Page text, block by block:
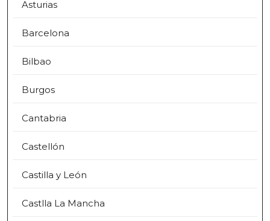
Asturias
Barcelona
Bilbao
Burgos
Cantabria
Castellón
Castilla y León
Castlla La Mancha